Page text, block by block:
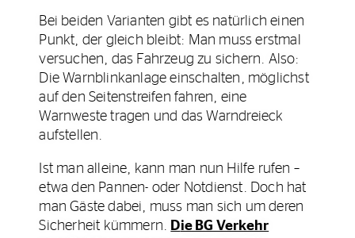
Bei beiden Varianten gibt es natürlich einen
Punkt, der gleich bleibt: Man muss erstmal
versuchen, das Fahrzeug zu sichern. Also:
Die Warnblinkanlage einschalten, möglichst
auf den Seitenstreifen fahren, eine
Warnweste tragen und das Warndreieck
aufstellen.
Ist man alleine, kann man nun Hilfe rufen –
etwa den Pannen- oder Notdienst. Doch hat
man Gäste dabei, muss man sich um deren
Sicherheit kümmern. Die BG Verkehr